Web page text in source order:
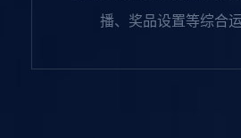
播、奖品设置等综合运